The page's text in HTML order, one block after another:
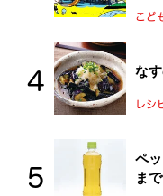
こど
な
レシ
ペ
ま